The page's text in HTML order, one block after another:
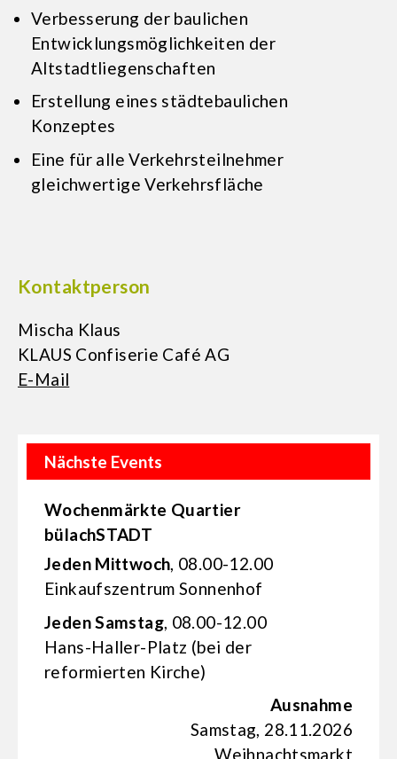
Verbesserung der baulichen
Entwicklungsmöglichkeiten der
Altstadtliegenschaften
Erstellung eines städtebaulichen
Konzeptes
Eine für alle Verkehrsteilnehmer
gleichwertige Verkehrsfläche
Kontaktperson
Mischa Klaus
KLAUS Confiserie Café AG
E-Mail
Nächste Events
Wochenmärkte Quartier
bülachSTADT
Jeden Mittwoch, 08.00-12.00
Einkaufs­zentrum Sonnenhof
Jeden Samstag, 08.00-12.00
Hans-Haller-Platz (bei der
reformierten Kirche)
Ausnahme
Samstag, 28.11.2026
Weihnachtsmarkt